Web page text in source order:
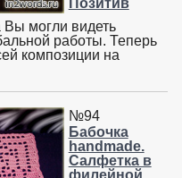
Позитив
Вы могли видеть
работы. Теперь
композиции на
№94
Бабочка
handmade.
Салфетка в